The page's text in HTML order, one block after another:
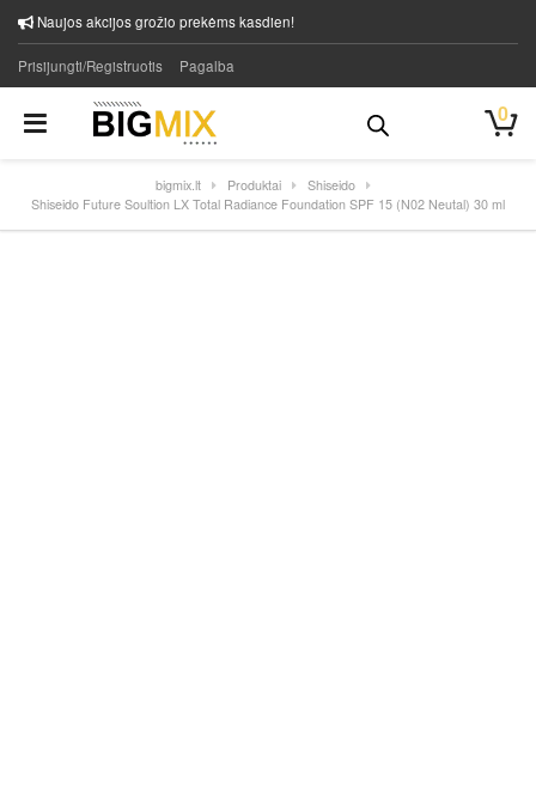
Naujos akcijos grožio prekėms kasdien!
Prisijungti/Registruotis Pagalba
0
bigmix.lt Produktai
Shiseido
Shiseido Future Soultion LX Total Radiance Foundation SPF 15 (N02 Neutal) 30 ml